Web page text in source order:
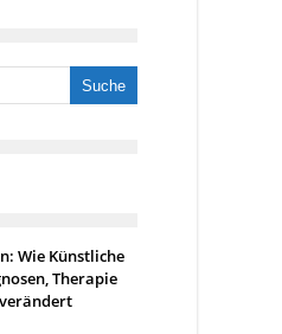
Wie Künstliche
Therapie